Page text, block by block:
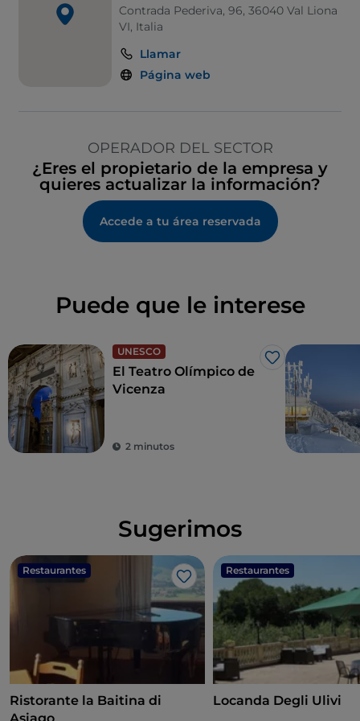
Contrada Pederiva, 96, 36040 Val Liona
VI, Italia
Llamar
Página web
OPERADOR DEL SECTOR
¿Eres el propietario de la empresa y
quieres actualizar la información?
Accede a tu área reservada
Puede que le interese
UNESCO
Me gusta
El Teatro Olímpico de
Vicenza
2 minutos
Sugerimos
Restaurantes
Me gusta
Ristorante la Baitina di
Restaurantes
Locanda Degli Ulivi